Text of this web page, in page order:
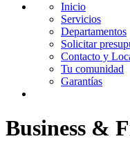
Inicio
Servicios
Departamentos
Solicitar
Contacto y
Tu comunidad
Garantías
Business &